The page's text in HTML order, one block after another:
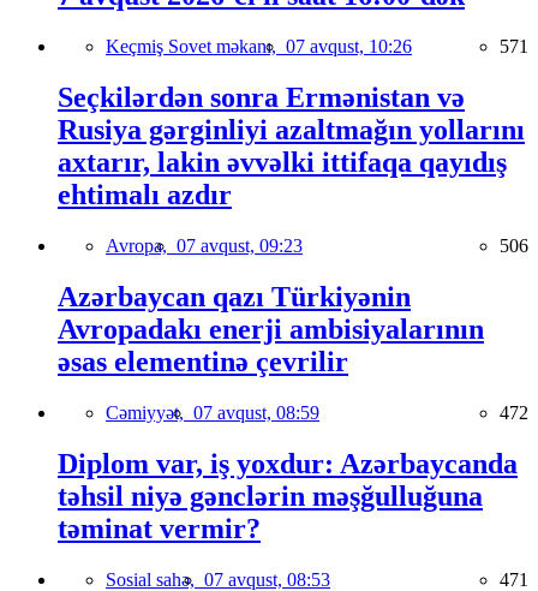
Keçmiş Sovet məkanı, 07 avqust, 10:26 571
Seçkilərdən sonra Ermənistan və
Rusiya gərginliyi azaltmağın yollarını
axtarır, lakin əvvəlki ittifaqa qayıdış
ehtimalı azdır
Avropa, 07 avqust, 09:23 506
Azərbaycan qazı Türkiyənin
Avropadakı enerji ambisiyalarının
əsas elementinə çevrilir
Cəmiyyət, 07 avqust, 08:59 472
Diplom var, iş yoxdur: Azərbaycanda
təhsil niyə gənclərin məşğulluğuna
təminat vermir?
Sosial sahə, 07 avqust, 08:53 471